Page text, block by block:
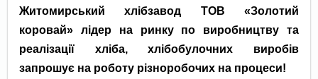
Житомирський хлібзавод ТОВ «Золотий
коровай» лідер на ринку по виробництву та
реалізації хліба, хлібобулочних виробів
запрошує на роботу різноробочих на процеси!